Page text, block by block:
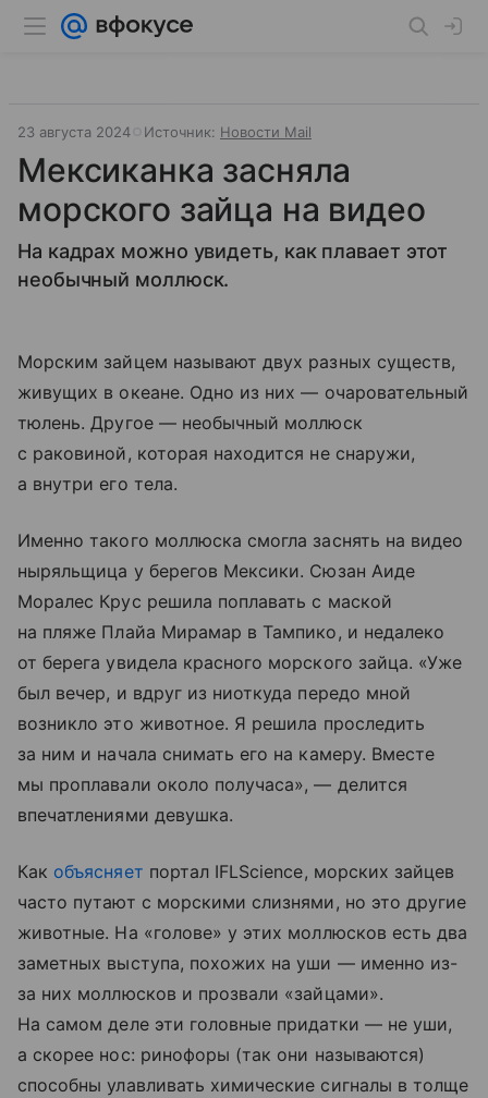
23 августа 2024 Источник: Новости Mail
Мексиканка засняла
морского зайца на видео
На кадрах можно увидеть, как плавает этот
необычный моллюск.
Морским зайцем называют двух разных существ,
живущих в океане. Одно из них — очаровательный
тюлень. Другое — необычный моллюск
с раковиной, которая находится не снаружи,
а внутри его тела.
Именно такого моллюска смогла заснять на видео
ныряльщица у берегов Мексики. Сюзан Аиде
Моралес Крус решила поплавать с маской
на пляже Плайа Мирамар в Тампико, и недалеко
от берега увидела красного морского зайца. «Уже
был вечер, и вдруг из ниоткуда передо мной
возникло это животное. Я решила проследить
за ним и начала снимать его на камеру. Вместе
мы проплавали около получаса», — делится
впечатлениями девушка.
Как объясняет портал IFLScience, морских зайцев
часто путают с морскими слизнями, но это другие
животные. На «голове» у этих моллюсков есть два
заметных выступа, похожих на уши — именно из-
за них моллюсков и прозвали «зайцами».
На самом деле эти головные придатки — не уши,
а скорее нос: ринофоры (так они называются)
способны улавливать химические сигналы в толще